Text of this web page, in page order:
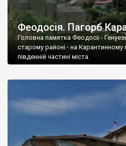
Феодосія. Пагорб
Головна памятка Феодосії -
старому районі - на Карантинному
південній частині міста.